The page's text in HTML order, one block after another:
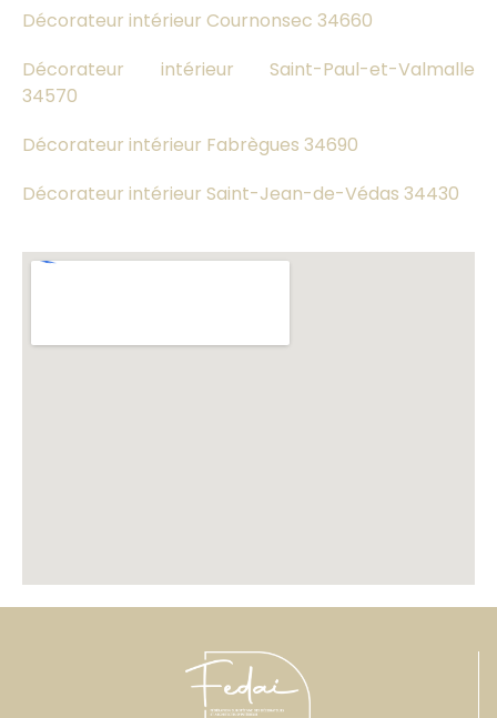
Décorateur intérieur Cournonsec 34660
Décorateur intérieur Saint-Paul-et-Valmalle
34570
Décorateur intérieur Fabrègues 34690
Décorateur intérieur Saint-Jean-de-Védas 34430